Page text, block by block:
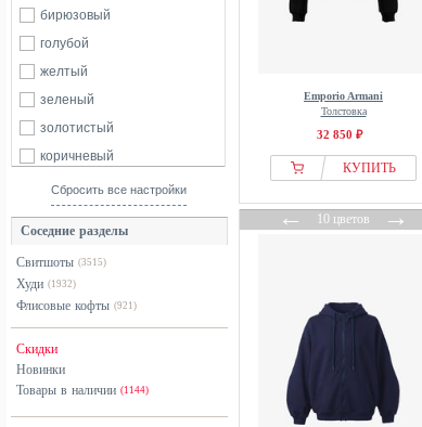
Bershka
Betty Barclay
Billabong
BIZUU
Bogner
Born Living Yoga
BOSS
Buffalo
Bugatti
Calida
Carhartt WIP
бирюзовый
голубой
желтый
зеленый
золотистый
коричневый
красный
розовый
серебристый
синий
фиолетовый
Сбросить все настройки
Соседние разделы
Свитшоты (3515)
Худи (1932)
Флисовые кофты (921)
Скидки
Новинки
Товары в наличии (1144)
Emporio Armani
Толстовка
32 850 ₽
КУПИТЬ
←10 цветов→